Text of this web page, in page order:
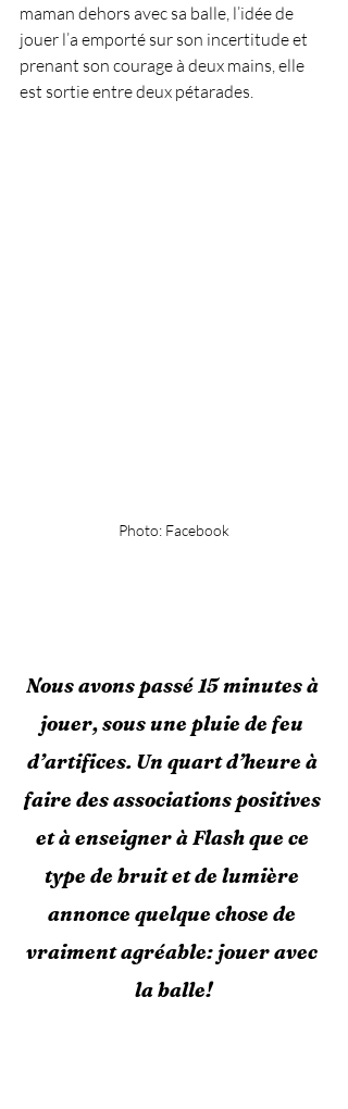
maman dehors avec sa balle, l’idée de
jouer l’a emporté sur son incertitude et
prenant son courage à deux mains, elle
est sortie entre deux pétarades.
Photo: Facebook
Nous avons passé 15 minutes à
jouer, sous une pluie de feu
d’artifices. Un quart d’heure à
faire des associations positives
et à enseigner à Flash que ce
type de bruit et de lumière
annonce quelque chose de
vraiment agréable: jouer avec
la balle!